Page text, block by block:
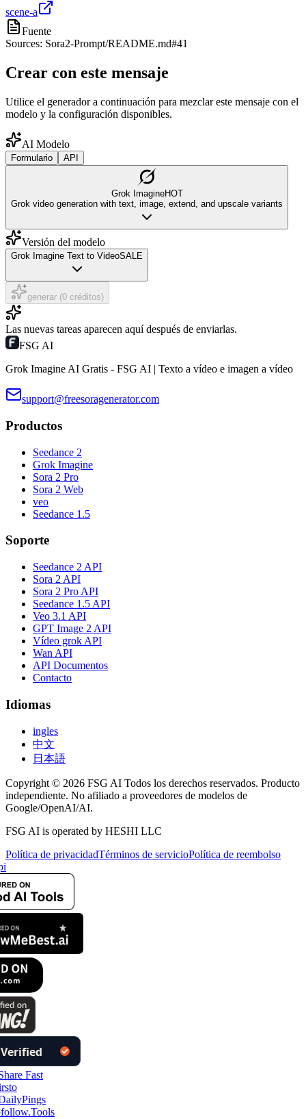
scene-a
Fuente
Sources: Sora2-Prompt/README.md#41
Crear con este mensaje
Utilice el generador a continuación para mezclar este mensaje con el
modelo y la configuración disponibles.
AI Modelo
Formulario API
Grok ImagineHOT
Grok video generation with text, image, extend, and upscale variants
Versión del modelo
Grok Imagine Text to VideoSALE
generar (0 créditos)
Las nuevas tareas aparecen aquí después de enviarlas.
FSG AI
Grok Imagine AI Gratis - FSG AI | Texto a vídeo e imagen a vídeo
support@freesoragenerator.com
Productos
Seedance 2
Grok Imagine
Sora 2 Pro
Sora 2 Web
veo
Seedance 1.5
Soporte
Seedance 2 API
Sora 2 API
Sora 2 Pro API
Seedance 1.5 API
Veo 3.1 API
GPT Image 2 API
Vídeo grok API
Wan API
API Documentos
Contacto
Idiomas
ingles
中文
日本語
Copyright © 2026 FSG AI Todos los derechos reservados. Producto
independiente. No afiliado a proveedores de modelos de
Google/OpenAI/AI.
FSG AI is operated by HESHI LLC
Política de privacidadTérminos de servicioPolítica de reembolso